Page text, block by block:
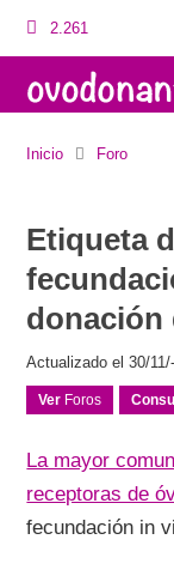
2.261
Inicio Foro
Etiqueta
donación
Actualizado el 30/
Ver Foros
La mayor
receptoras de
fecundación in